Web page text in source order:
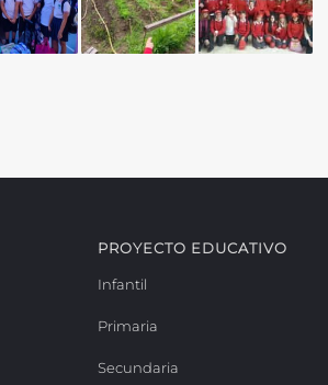
PROYECTO EDUCATIVO
Infantil
Primaria
Secundaria